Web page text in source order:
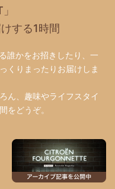
する1時間
誰かをお招きしたり、一
くりまったりお届けしま
ん、趣味やライフスタイ
をどうぞ。